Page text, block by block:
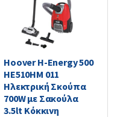
Hoover H-Energy 500
HE510HM 011
Ηλεκτρική Σκούπα
700W με Σακούλα
3.5lt Κόκκινη